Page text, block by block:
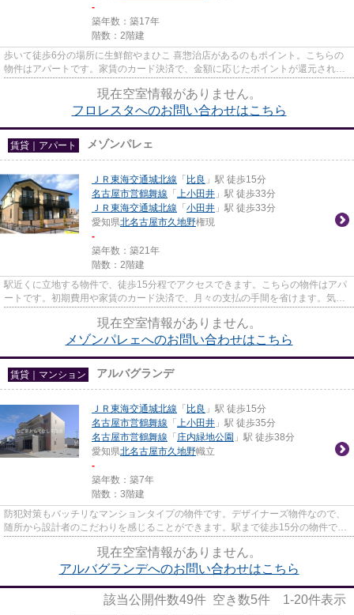
-
築年数：築17年
階数：2階建
歩いて徒歩6分の場所に生鮮館やまひこ 喜惣治店があるのもポイント。こちらの
物件はアパートです。家賃のカード決済で、金額に応じたポイントが還元されま
現在空室情報がありません。
フロレスタへのお問い合わせはこちら
賃貸｜アパート メゾンパレェ
ＪＲ東海交通城北線 「 比良 」駅 徒歩15分
名古屋市営鶴舞線 「 上小田井 」駅 徒歩33分
ＪＲ東海交通城北線 「 小田井 」駅 徒歩33分
愛知県北名古屋市久地野権現
-
築年数：築21年
階数：2階建
駅近くに立地する物件で、徒歩15分程でアクセスできます。こちらの物件はアパ
ートです。初期費用や家賃のカード決済で、月々の支払の手間を省けます。気に
現在空室情報がありません。
メゾンパレェへのお問い合わせはこちら
賃貸｜マンション アルバグランデ
ＪＲ東海交通城北線 「 比良 」駅 徒歩15分
名古屋市営鶴舞線 「 上小田井 」駅 徒歩35分
名古屋市営鶴舞線 「 庄内緑地公園 」駅 徒歩38分
愛知県北名古屋市久地野幟立
-
築年数：築7年
階数：3階建
防犯対策もバッチリなマンションタイプの物件です。デザイナーズ物件なので、
随所から設計者のこだわりを感じることができます。駅まで徒歩15分の物件で
現在空室情報がありません。
アルバグランデへのお問い合わせはこちら
該当公開件数49件 空き数5件 1-20件表示